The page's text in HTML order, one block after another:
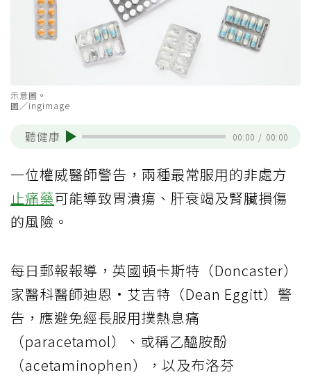
示意圖。
圖／ingimage
聽健康 00:00 / 00:00
一位權威醫師警告，兩種最常服用的非處方
止痛藥可能導致胃潰瘍、肝衰竭及腎臟損傷
的風險。
每日郵報報導，英國頓卡斯特（Doncaster）
家醫科醫師迪恩·艾吉特（Dean Eggitt）警
告，應避免經長服用撲熱息痛
（paracetamol）、或稱乙醯胺酚
（acetaminophen），以及布洛芬